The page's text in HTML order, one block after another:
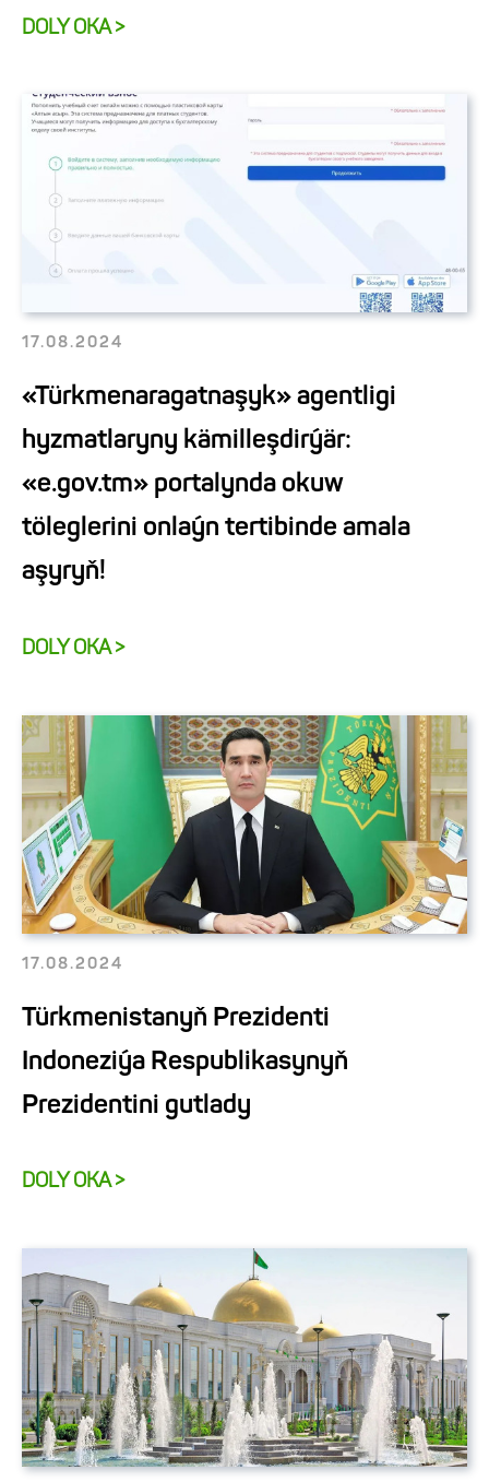
DOLY OKA >
17.08.2024
«Türkmenaragatnaşyk» agentligi
hyzmatlaryny kämilleşdirýär:
«e.gov.tm» portalynda okuw
töleglerini onlaýn tertibinde amala
aşyryň!
DOLY OKA >
17.08.2024
Türkmenistanyň Prezidenti
Indoneziýa Respublikasynyň
Prezidentini gutlady
DOLY OKA >